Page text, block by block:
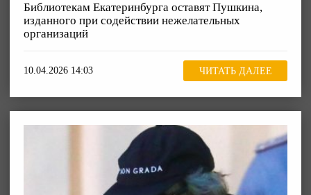
Библиотекам Екатеринбурга оставят Пушкина,
изданного при содействии нежелательных
организаций
10.04.2026 14:03 ЧИТАТЬ ДАЛЕЕ